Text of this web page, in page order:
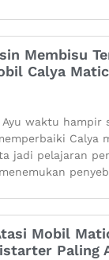
Membisu
Calya
Ayu waktu hampir
Calya
jadi pelajaran
Mobil
Paling